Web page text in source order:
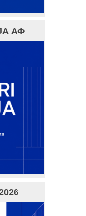
АФ